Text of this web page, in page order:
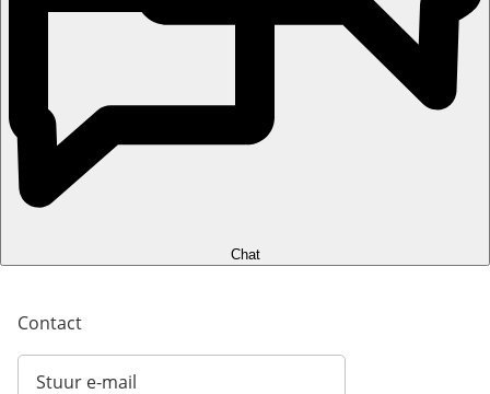
Chat
Contact
Stuur e-mail